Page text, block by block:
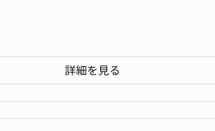
や枠組みの整備も欠かせません。日々の事業
要なミッションです。
詳細を見る